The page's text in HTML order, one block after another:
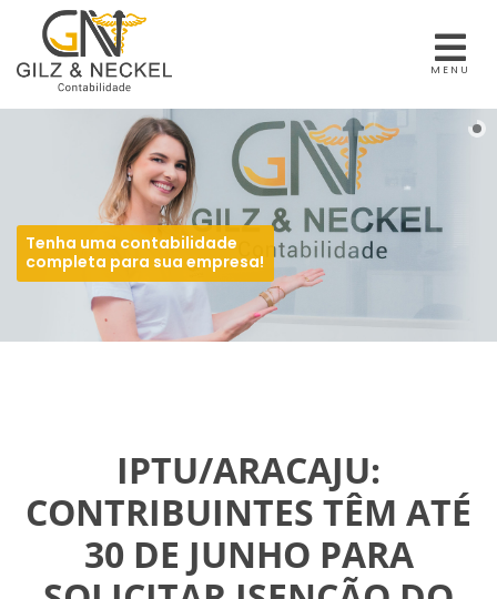
MENU
Tenha uma contabilidade
completa para sua empresa!
IPTU/ARACAJU:
CONTRIBUINTES TÊM ATÉ
30 DE JUNHO PARA